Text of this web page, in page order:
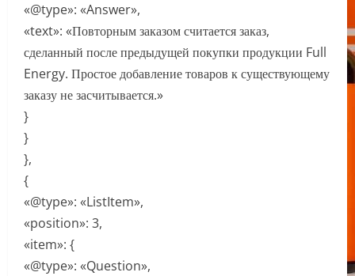
«@type»: «Answer»,
«text»: «Повторным заказом считается заказ,
сделанный после предыдущей покупки продукции Full
Energy. Простое добавление товаров к существующему
заказу не засчитывается.»
}
}
},
{
«@type»: «ListItem»,
«position»: 3,
«item»: {
«@type»: «Question»,